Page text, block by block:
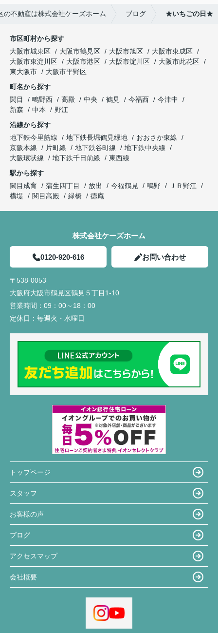
の不動産は株式会社ケーズホーム ブログ ★いちごの日★
市区町村から探す
大阪市城東区
大阪市鶴見区 大阪市旭区
大阪市東成区
大阪市東淀川区
大阪市港区 大阪市淀川区
大阪市此花区
東大阪市
大阪市平野区
町名から探す
関目
鴫野西 高殿 中央 鶴見 今福西
今津中
新森
中本
野江
沿線から探す
地下鉄今里筋線
地下鉄長堀鶴見緑地
おおさか東線
京阪本線
片町線 地下鉄谷町線
地下鉄中央線
大阪環状線
地下鉄千日前線
東西線
駅から探す
関目成育
蒲生四丁目 放出 今福鶴見 鴫野
ＪＲ野江
横堤
関目高殿 緑橋 徳庵
株式会社ケーズホーム
0120-920-616 お問い合わせ
〒538-0053
大阪府大阪市鶴見区鶴見５丁目1-10
営業時間： 09：00～18：00
定休日： 毎週火・水曜日
トップページ
スタッフ
お客様の声
ブログ
アクセスマップ
会社概要